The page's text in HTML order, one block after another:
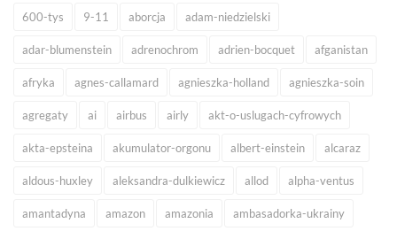
600-tys 9-11 aborcja adam-niedzielski
adar-blumenstein adrenochrom adrien-bocquet afganistan
afryka agnes-callamard agnieszka-holland agnieszka-soin
agregaty ai airbus airly akt-o-uslugach-cyfrowych
akta-epsteina akumulator-orgonu albert-einstein alcaraz
aldous-huxley aleksandra-dulkiewicz allod alpha-ventus
amantadyna amazon amazonia ambasadorka-ukrainy